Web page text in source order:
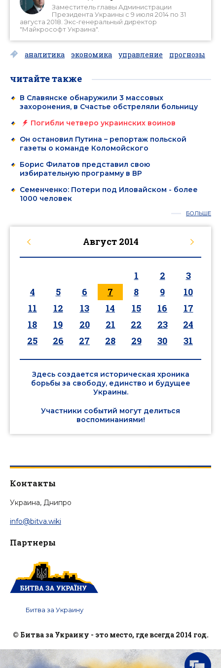
Заместитель главы Администрации
Президента Украины с 9 июля 2014 по 31
августа 2018. Экс-генеральный директор
"Майкрософт Украина".
аналитика экономика управление прогнозы
читайте также
В Славянске обнаружили 3 массовых
захоронения, в Счастье обстреляли больницу
Погибли четверо украинских воинов
Он остановил Путина – репортаж польской
газеты о команде Коломойского
Борис Филатов представил свою
избирательную программу в ВР
Семенченко: Потери под Иловайском - более
1000 человек
БОЛЬШЕ
Август 2014
1 2
3
4
5 6 7 8 9
10
11
12 13 14 15 16
17
18
19 20 21 22 23
24
25
26 27 28 29 30 31
Здесь создается историческая хроника
борьбы за свободу, единство и будущее
Украины.
Участники событий могут делиться
воспоминаниями!
Контакты
Украина, Днипро
info@bitva.wiki
Партнеры
Битва за Украину
© Битва за Украину - это место, где всегда 2014 год.